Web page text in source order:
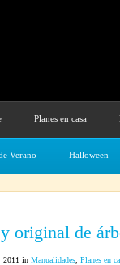
Planes en casa
Verano Halloween
original de
2011 in Manualidades Planes en